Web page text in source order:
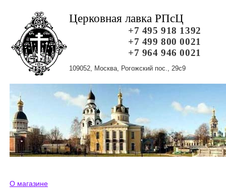
Церковная лавка РПсЦ
+7 495 918 1392
+7 499 800 0021
+7 964 946 0021
109052, Москва, Рогожский пос., 29с9
О магазине